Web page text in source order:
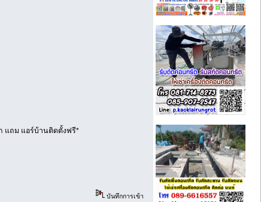
แถม แอร์บ้านติดตั้งฟรี*
บันทึกการเข้า